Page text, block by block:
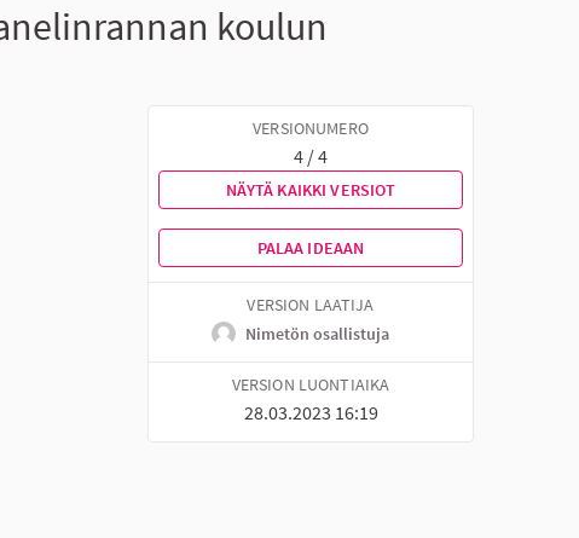
koulun
VERSIONUMERO
4 / 4
NÄYTÄ KAIKKI VERSIOT
PALAA IDEAAN
VERSION LAATIJA
Nimetön osallistuja
VERSION LUONTIAIKA
28.03.2023 16:19